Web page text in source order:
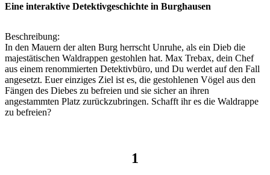
Eine interaktive Detektivgeschichte in Burghausen
Beschreibung:
In den Mauern der alten Burg herrscht Unruhe, als ein Dieb die
majestätischen Waldrappen gestohlen hat. Max Trebax, dein Chef
aus einem renommierten Detektivbüro, und Du werdet auf den Fall
angesetzt. Euer einziges Ziel ist es, die gestohlenen Vögel aus den
Fängen des Diebes zu befreien und sie sicher an ihren
angestammten Platz zurückzubringen. Schafft ihr es die Waldrappe
zu befreien?